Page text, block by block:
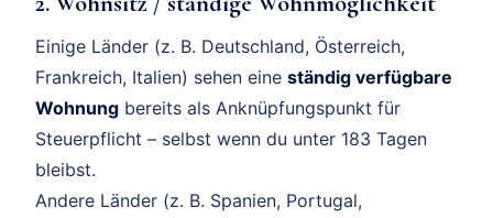
Einige Länder (z. B. Deutschland, Österreich,
Frankreich, Italien) sehen eine ständig verfügbare
Wohnung bereits als Anknüpfungspunkt für
Steuerpflicht – selbst wenn du unter 183 Tagen
bleibst.
Andere Länder (z. B. Spanien, Portugal,